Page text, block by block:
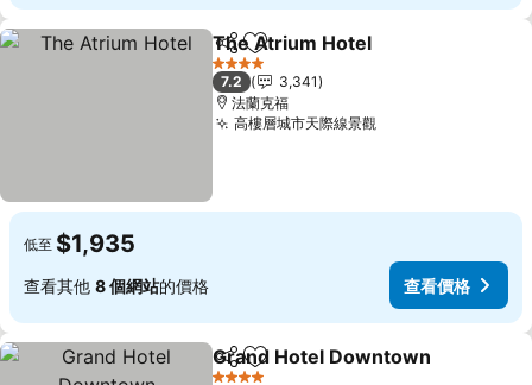
分享 加入我的最愛
The Atrium Hotel
4 星級
7.2
3,341
法蘭克福
高樓層城市天際線景觀
低至 $1,935
查看其他 8 個網站的價格 查看價格
分享 加入我的最愛
Grand Hotel Downtown